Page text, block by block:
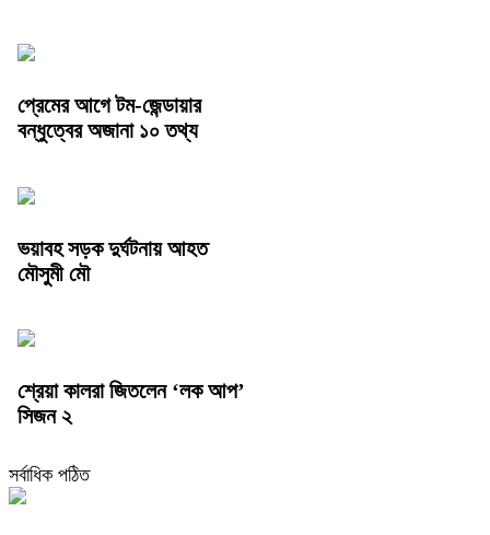
প্রেমের আগে টম-জেন্ডায়ার
বন্ধুত্বের অজানা ১০ তথ্য
ভয়াবহ সড়ক দুর্ঘটনায় আহত
মৌসুমী মৌ
শ্রেয়া কালরা জিতলেন ‘লক আপ’
সিজন ২
সর্বাধিক পঠিত